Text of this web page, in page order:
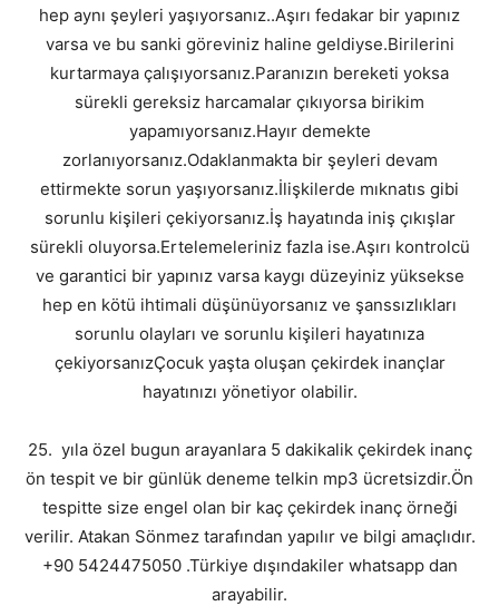
hep aynı şeyleri yaşıyorsanız..Aşırı fedakar bir yapınız
varsa ve bu sanki göreviniz haline geldiyse.Birilerini
kurtarmaya çalışıyorsanız.Paranızın bereketi yoksa
sürekli gereksiz harcamalar çıkıyorsa birikim
yapamıyorsanız.Hayır demekte
zorlanıyorsanız.Odaklanmakta bir şeyleri devam
ettirmekte sorun yaşıyorsanız.İlişkilerde mıknatıs gibi
sorunlu kişileri çekiyorsanız.İş hayatında iniş çıkışlar
sürekli oluyorsa.Ertelemeleriniz fazla ise.Aşırı kontrolcü
ve garantici bir yapınız varsa kaygı düzeyiniz yüksekse
hep en kötü ihtimali düşünüyorsanız ve şanssızlıkları
sorunlu olayları ve sorunlu kişileri hayatınıza
çekiyorsanızÇocuk yaşta oluşan çekirdek inançlar
hayatınızı yönetiyor olabilir.
25. yıla özel bugun arayanlara 5 dakikalik çekirdek inanç
ön tespit ve bir günlük deneme telkin mp3 ücretsizdir.Ön
tespitte size engel olan bir kaç çekirdek inanç örneği
verilir. Atakan Sönmez tarafından yapılır ve bilgi amaçlıdır.
+90 5424475050 .Türkiye dışındakiler whatsapp dan
arayabilir.